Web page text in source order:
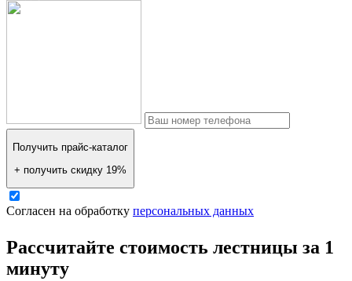
Получить прайс-каталог
+ получить скидку 19%
Согласен на обработку персональных данных
Рассчитайте стоимость лестницы за 1
минуту